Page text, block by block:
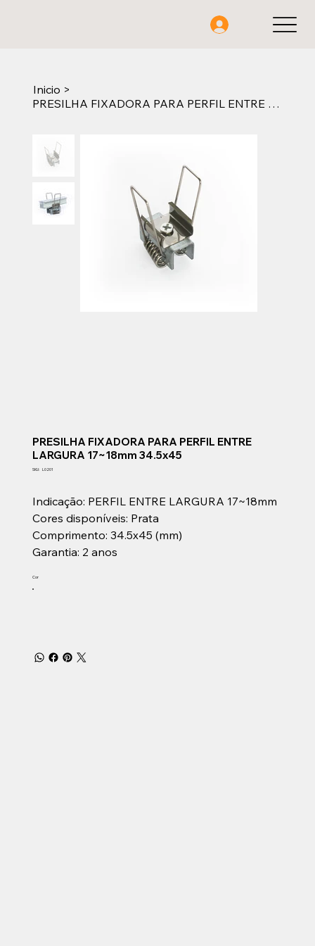
Inicio >
PRESILHA FIXADORA PARA PERFIL ENTRE LARGURA 17~18mm 34.5x45
PRESILHA FIXADORA PARA PERFIL ENTRE
LARGURA 17~18mm 34.5x45
SKU:
SKU
L0201
Indicação: PERFIL ENTRE LARGURA 17~18mm
Cores disponíveis: Prata
Comprimento: 34.5x45 (mm)
Garantia: 2 anos
Cor